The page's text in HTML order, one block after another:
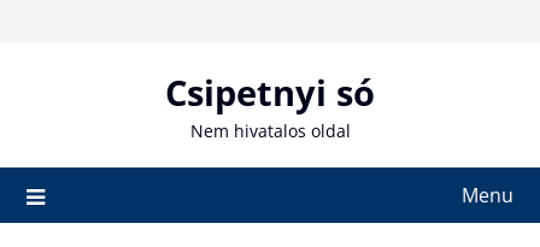
Csipetnyi só
Nem hivatalos oldal
Menu